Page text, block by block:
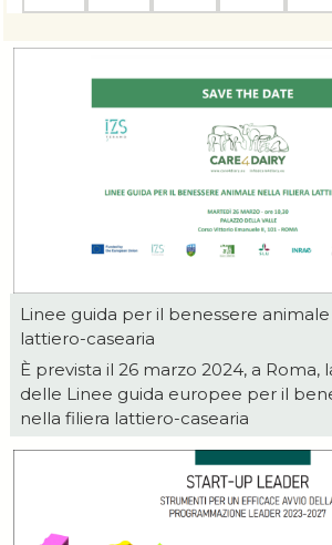
Linee guida per il benessere
lattiero-casearia
È prevista il 26 marzo 2024, a Roma,
delle Linee guida europee per il
nella filiera lattiero-casearia